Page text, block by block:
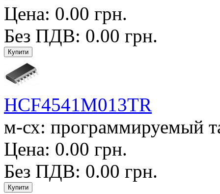
Цена: 0.00 грн.
Без ПДВ: 0.00 грн.
HCF4541M013TR
м-сх: программируемый
Цена: 0.00 грн.
Без ПДВ: 0.00 грн.